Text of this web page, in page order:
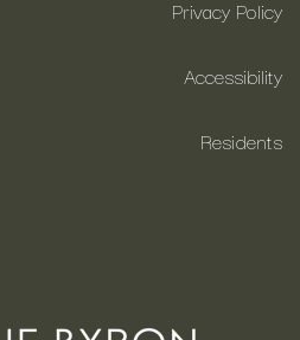
Privacy Policy
Accessibility
Residents